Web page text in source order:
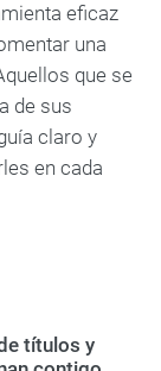
eficaz
una
que se
de sus
claro y
en cada
títulos y